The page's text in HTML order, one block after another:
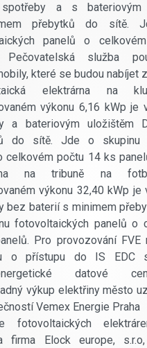
a s bateriovým
přebytků do sítě.
panelů o
Pečovatelská služba
které se budou nabíjet z
elektrárna na
výkonu 6,16 kWp je
a bateriovým uložištěm
do sítě. Jde o skupinu
celkovém počtu 14 ks
na tribuně na
výkonu 32,40 kWp je
bez baterií s minimem
fotovoltaických panelů o
Pro provozování FVE
o přístupu do IS EDC
datové
výkup elektřiny město
Vemex Energie Praha
fotovoltaických
firma Elock europe,